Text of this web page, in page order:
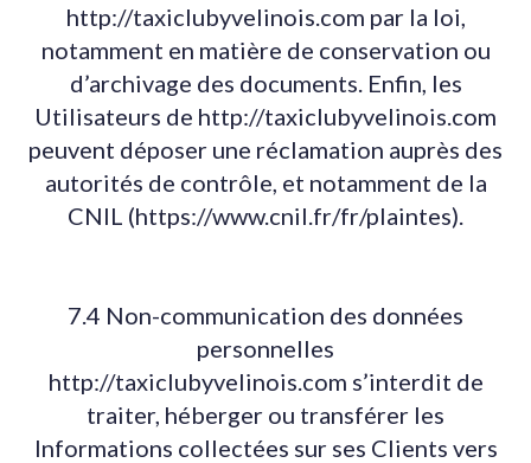
http://taxiclubyvelinois.com par la loi,
notamment en matière de conservation ou
d’archivage des documents. Enfin, les
Utilisateurs de http://taxiclubyvelinois.com
peuvent déposer une réclamation auprès des
autorités de contrôle, et notamment de la
CNIL (https://www.cnil.fr/fr/plaintes).
7.4 Non-communication des données
personnelles
http://taxiclubyvelinois.com s’interdit de
traiter, héberger ou transférer les
Informations collectées sur ses Clients vers